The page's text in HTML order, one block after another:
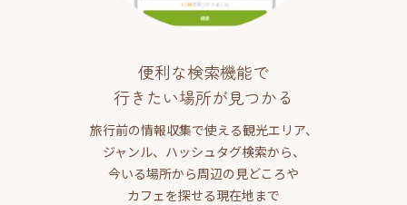
便利な検索機能で
行きたい場所が見つかる
旅行前の情報収集で使える観光エリア、
ジャンル、ハッシュタグ検索から、
今いる場所から周辺の見どころや
カフェを探せる現在地まで